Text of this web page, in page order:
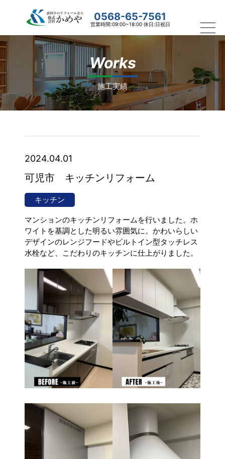
0568-65-7561
営業時間:09:00~18:00 休日:日祝日
Works
施工実績
2024.04.01
可児市 キッチンリフォーム
キッチン
マンションのキッチンリフォームを行いました。ホ
ワイトを基調とした明るい雰囲気に。かわいらしい
デザインのレンジフードやビルトイン型タッチレス
水栓など、こだわりのキッチンに仕上がりました。